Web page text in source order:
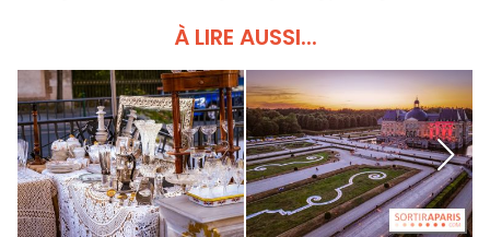
À LIRE AUSSI...